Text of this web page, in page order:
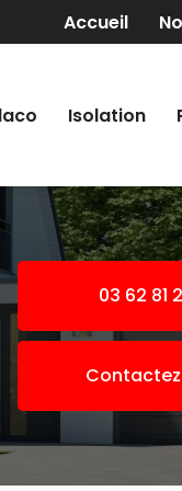
Navigation
Accueil
Isolation
03 62 81